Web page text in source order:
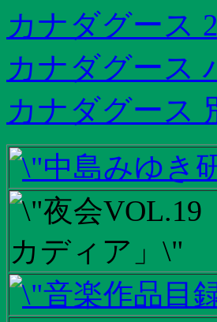
カナダグース
カナダグース
カナダグース